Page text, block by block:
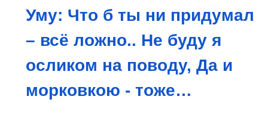
Уму: Что б ты ни придумал
– всё ложно.. Не буду я
осликом на поводу, Да и
морковкою - тоже…